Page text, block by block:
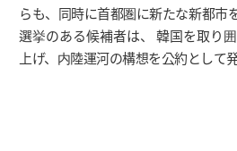
らも、同時に首都圏に新たな新都市
選挙のある候補者は、 韓国を取り
上げ、内陸運河の構想を公約として